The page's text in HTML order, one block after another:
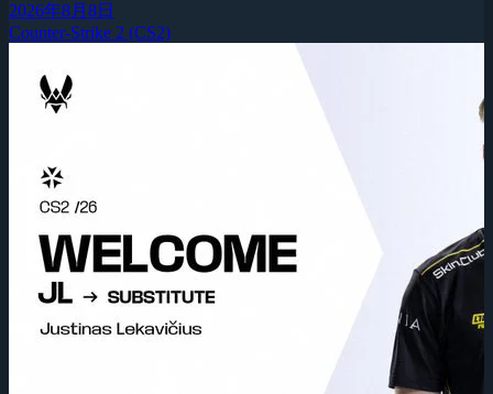
2026年8月8日
Counter-Strike 2 (CS2)